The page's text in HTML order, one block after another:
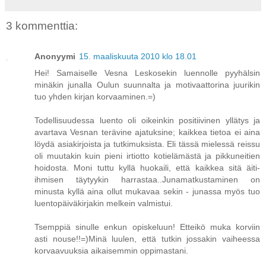
3 kommenttia:
Anonyymi 15. maaliskuuta 2010 klo 18.01
Hei! Samaiselle Vesna Leskosekin luennolle pyyhälsin
minäkin junalla Oulun suunnalta ja motivaattorina juurikin
tuo yhden kirjan korvaaminen.=)
Todellisuudessa luento oli oikeinkin positiivinen yllätys ja
avartava Vesnan terävine ajatuksine; kaikkea tietoa ei aina
löydä asiakirjoista ja tutkimuksista. Eli tässä mielessä reissu
oli muutakin kuin pieni irtiotto kotielämästä ja pikkuneitien
hoidosta. Moni tuttu kyllä huokaili, että kaikkea sitä äiti-
ihmisen täytyykin harrastaa..Junamatkustaminen on
minusta kyllä aina ollut mukavaa sekin - junassa myös tuo
luentopäiväkirjakin melkein valmistui.
Tsemppiä sinulle enkun opiskeluun! Etteikö muka korviin
asti nouse!!=)Minä luulen, että tutkin jossakin vaiheessa
korvaavuuksia aikaisemmin oppimastani.